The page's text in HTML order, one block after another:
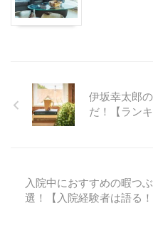
伊坂幸太郎
だ！【ラン
入院中におすすめの暇つ
選！【入院経験者は語る！